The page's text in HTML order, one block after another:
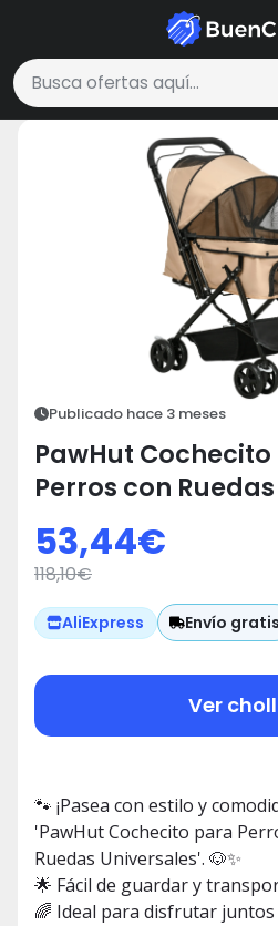
Buscar ofertas
Mascotas PawHut Cochecito
Publicado hace 3 meses
PawHut
Perros con
53,44€
118,10€
AliExpress Envío gratis
Ver
🐾 ¡Pasea con estilo y
'PawHut Cochecito para
Ruedas Universales'. 🐶✨
🌟 Fácil de guardar y
🌈 Ideal para disfrutar juntos